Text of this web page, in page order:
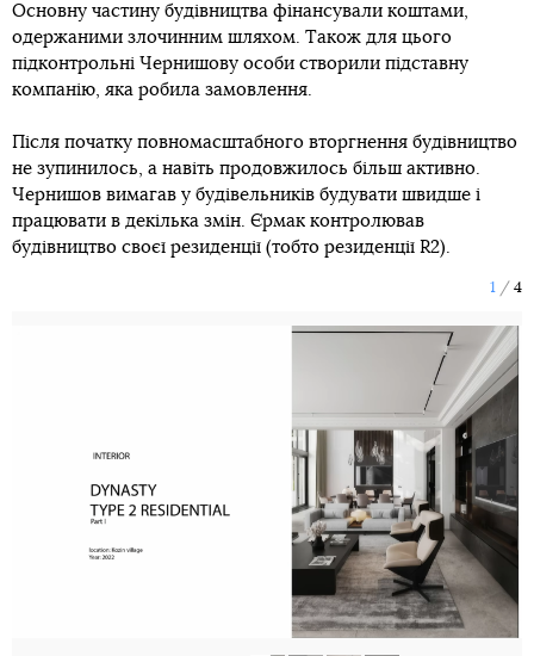
Основну частину будівництва фінансували коштами,
одержаними злочинним шляхом. Також для цього
підконтрольні Чернишову особи створили підставну
компанію, яка робила замовлення.
Після початку повномасштабного вторгнення будівництво
не зупинилось, а навіть продовжилось більш активно.
Чернишов вимагав у будівельників будувати швидше і
працювати в декілька змін. Єрмак контролював
будівництво своєї резиденції (тобто резиденції R2).
1 4